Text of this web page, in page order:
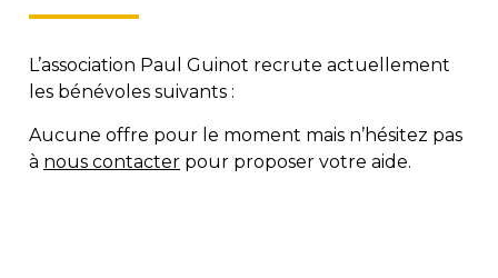
L’association Paul Guinot recrute actuellement
les bénévoles suivants :
Aucune offre pour le moment mais n’hésitez pas
à nous contacter pour proposer votre aide.